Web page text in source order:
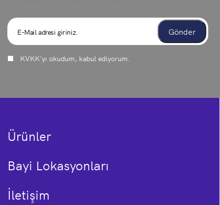
KVKK'yı okudum, kabul ediyorum.
Ürünler
Bayi Lokasyonları
İletişim